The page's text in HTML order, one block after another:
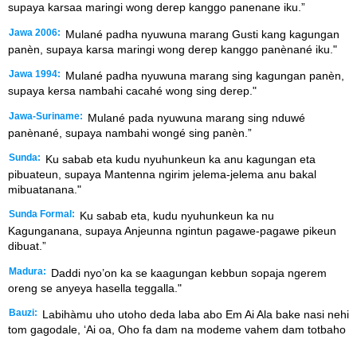
supaya karsaa maringi wong derep kanggo panenane iku.”
Jawa 2006:
Mulané padha nyuwuna marang Gusti kang kagungan
panèn, supaya karsa maringi wong derep kanggo panènané iku."
Jawa 1994:
Mulané padha nyuwuna marang sing kagungan panèn,
supaya kersa nambahi cacahé wong sing derep."
Jawa-Suriname:
Mulané pada nyuwuna marang sing nduwé
panènané, supaya nambahi wongé sing panèn.”
Sunda:
Ku sabab eta kudu nyuhunkeun ka anu kagungan eta
pibuateun, supaya Mantenna ngirim jelema-jelema anu bakal
mibuatanana."
Sunda Formal:
Ku sabab eta, kudu nyuhunkeun ka nu
Kagunganana, supaya Anjeunna ngintun pagawe-pagawe pikeun
dibuat.”
Madura:
Daddi nyo’on ka se kaagungan kebbun sopaja ngerem
oreng se anyeya hasella teggalla."
Bauzi:
Labihàmu uho utoho deda laba abo Em Ai Ala bake nasi nehi
tom gagodale, ‘Ai oa, Oho fa dam na modeme vahem dam totbaho